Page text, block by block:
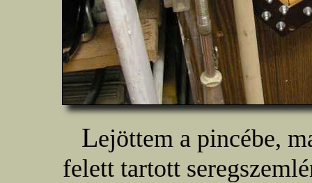
Lejöttem a pincébe,
felett tartott